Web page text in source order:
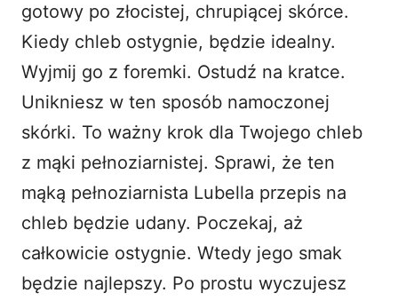
gotowy po złocistej, chrupiącej skórce.
Kiedy chleb ostygnie, będzie idealny.
Wyjmij go z foremki. Ostudź na kratce.
Unikniesz w ten sposób namoczonej
skórki. To ważny krok dla Twojego chleb
z mąki pełnoziarnistej. Sprawi, że ten
mąką pełnoziarnista Lubella przepis na
chleb będzie udany. Poczekaj, aż
całkowicie ostygnie. Wtedy jego smak
będzie najlepszy. Po prostu wyczujesz